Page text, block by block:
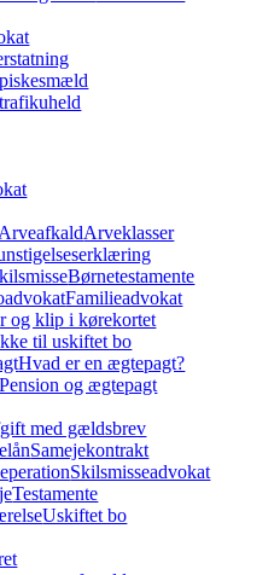
Arveklasser
Børnetestamente
Familieadvokat
og klip i kørekortet
til uskiftet bo
Hvad er en ægtepagt?
Pension og ægtepagt
med gældsbrev
Samejekontrakt
Skilsmisseadvokat
Testamente
Uskiftet bo